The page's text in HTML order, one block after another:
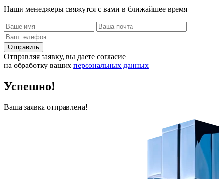
Наши менеджеры свяжутся с вами в ближайшее время
Отправить
Отправляя заявку, вы даете согласие
на обработку ваших персональных данных
Успешно!
Ваша заявка отправлена!